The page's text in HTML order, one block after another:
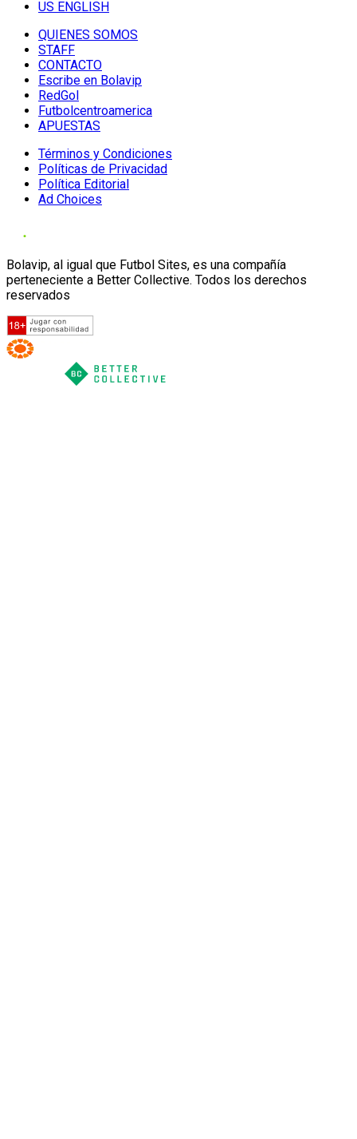
US ENGLISH
QUIENES SOMOS
STAFF
CONTACTO
Escribe en Bolavip
RedGol
Futbolcentroamerica
APUESTAS
Términos y Condiciones
Políticas de Privacidad
Política Editorial
Ad Choices
Bolavip, al igual que Futbol Sites, es una compañía
perteneciente a Better Collective. Todos los derechos
reservados